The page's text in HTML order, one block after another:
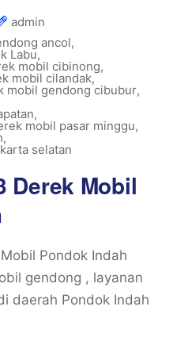
admin
ancol,
Labu,
mobil cibinong,
mobil cilandak,
mobil gendong cibubur,
,
mobil pasar minggu,
,
selatan
Derek Mobil
Pondok Indah
gendong , layanan
daerah Pondok Indah